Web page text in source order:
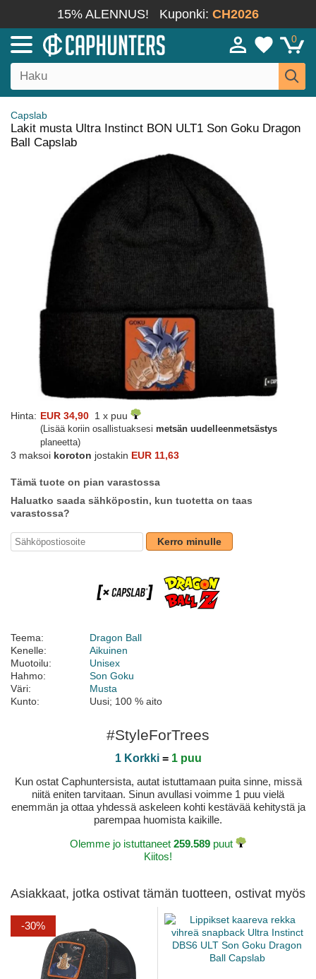
15% ALENNUS! Kuponki: CH2026
0
Capslab
Lakit musta Ultra Instinct BON ULT1 Son Goku Dragon
Ball Capslab
Hinta: EUR 34,90 1 x puu
(Lisää koriin osallistuaksesi metsän uudelleenmetsästys
planeetta)
3 maksoi koroton jostakin EUR 11,63
Tämä tuote on pian varastossa
Haluatko saada sähköpostin, kun tuotetta on taas
varastossa?
Kerro minulle
Teema:
Dragon Ball
Kenelle:
Aikuinen
Muotoilu:
Unisex
Hahmo:
Son Goku
Väri:
Musta
Kunto:
Uusi; 100 % aito
#StyleForTrees
1 Korkki= 1 puu
Kun ostat Caphuntersista, autat istuttamaan puita sinne, missä
niitä eniten tarvitaan. Sinun avullasi voimme 1 puu vielä
enemmän ja ottaa yhdessä askeleen kohti kestävää kehitystä ja
parempaa huomista kaikille.
Olemme jo istuttaneet 259.589 puut
Kiitos!
Asiakkaat, jotka ostivat tämän tuotteen, ostivat myös
-30%